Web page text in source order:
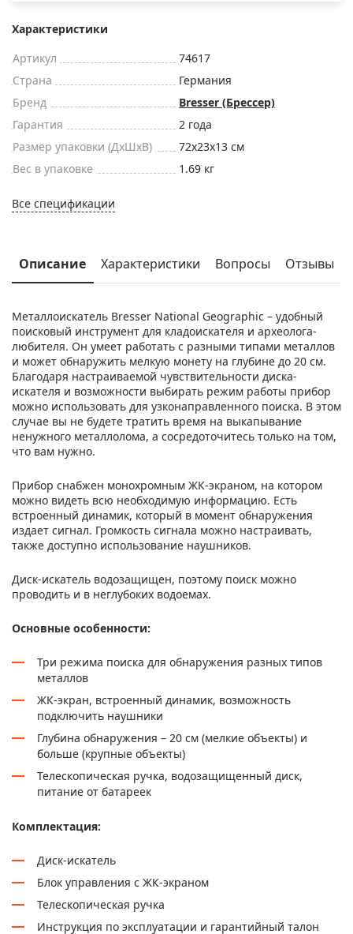
Характеристики
Артикул
74617
Страна
Германия
Бренд
Bresser (Брессер)
Гарантия
2 года
Размер упаковки (ДxШxВ)
72x23x13 см
Вес в упаковке
1.69 кг
Все спецификации
Описание Характеристики Вопросы Отзывы
Металлоискатель Bresser National Geographic – удобный
поисковый инструмент для кладоискателя и археолога-
любителя. Он умеет работать с разными типами металлов
и может обнаружить мелкую монету на глубине до 20 см.
Благодаря настраиваемой чувствительности диска-
искателя и возможности выбирать режим работы прибор
можно использовать для узконаправленного поиска. В этом
случае вы не будете тратить время на выкапывание
ненужного металлолома, а сосредоточитесь только на том,
что вам нужно.
Прибор снабжен монохромным ЖК-экраном, на котором
можно видеть всю необходимую информацию. Есть
встроенный динамик, который в момент обнаружения
издает сигнал. Громкость сигнала можно настраивать,
также доступно использование наушников.
Диск-искатель водозащищен, поэтому поиск можно
проводить и в неглубоких водоемах.
Основные особенности:
Три режима поиска для обнаружения разных типов
металлов
ЖК-экран, встроенный динамик, возможность
подключить наушники
Глубина обнаружения – 20 см (мелкие объекты) и
больше (крупные объекты)
Телескопическая ручка, водозащищенный диск,
питание от батареек
Комплектация:
Диск-искатель
Блок управления с ЖК-экраном
Телескопическая ручка
Инструкция по эксплуатации и гарантийный талон